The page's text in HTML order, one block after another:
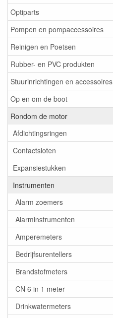
Optiparts
Pompen en pompaccessoires
Reinigen en Poetsen
Rubber- en PVC produkten
Stuurinrichtingen en accessoires
Op en om de boot
Rondom de motor
Afdichtingsringen
Contactsloten
Expansiestukken
Instrumenten
Alarm zoemers
Alarminstrumenten
Amperemeters
Bedrijfsurentellers
Brandstofmeters
CN 6 in 1 meter
Drinkwatermeters